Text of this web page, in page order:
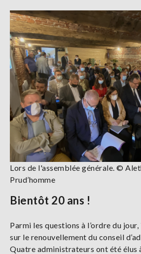
Lors de l'assemblée générale. ©
Prud’homme
Bientôt 20 ans !
Parmi les questions à l’ordre du
sur le renouvellement du conseil
Quatre administrateurs ont été élus